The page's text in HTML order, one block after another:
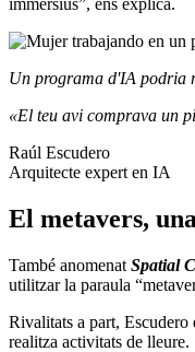
immersius”, ens explica.
Un programa d'IA podria
«El teu avi comprava un
Raúl Escudero
Arquitecte expert en IA
El metavers,
També anomenat Spatial
utilitzar la paraula
Rivalitats a part, Escudero
realitza activitats de lleure.